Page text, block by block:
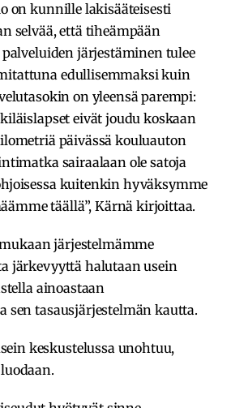
on kunnille lakisääteisesti
selvää, että tiheämpään
järjestäminen tulee
edullisemmaksi kuin
on yleensä parempi:
eivät joudu koskaan
päivässä kouluauton
sairaalaan ole satoja
kuitenkin hyväksymme
täällä”, Kärnä kirjoittaa.
järjestelmämme
järkevyyttä halutaan usein
ainoastaan
sen tasausjärjestelmän kautta.
keskustelussa unohtuu,